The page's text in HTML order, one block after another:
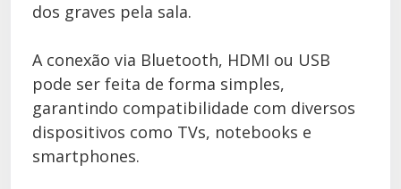
dos graves pela sala.
A conexão via Bluetooth, HDMI ou USB
pode ser feita de forma simples,
garantindo compatibilidade com diversos
dispositivos como TVs, notebooks e
smartphones.